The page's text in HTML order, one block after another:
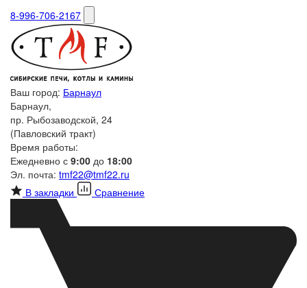
8-996-706-2167
Ваш город: Барнаул
Барнаул,
пр. Рыбозаводской, 24
(Павловский тракт)
Время работы:
Ежедневно с 9:00 до 18:00
Эл. почта: tmf22@tmf22.ru
В закладки
Сравнение